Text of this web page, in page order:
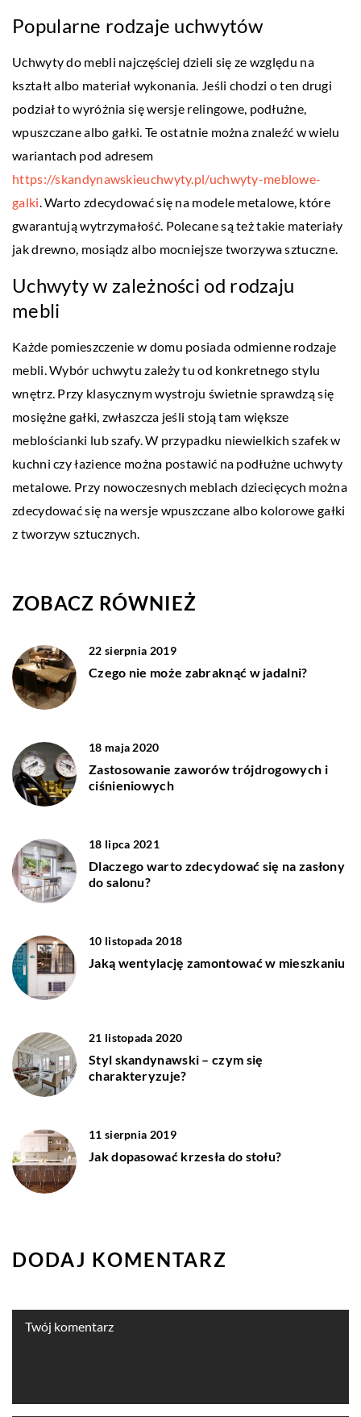
Popularne rodzaje uchwytów
Uchwyty do mebli najczęściej dzieli się ze względu na
kształt albo materiał wykonania. Jeśli chodzi o ten drugi
podział to wyróżnia się wersje relingowe, podłużne,
wpuszczane albo gałki. Te ostatnie można znaleźć w wielu
wariantach pod adresem
https://skandynawskieuchwyty.pl/uchwyty-meblowe-
galki. Warto zdecydować się na modele metalowe, które
gwarantują wytrzymałość. Polecane są też takie materiały
jak drewno, mosiądz albo mocniejsze tworzywa sztuczne.
Uchwyty w zależności od rodzaju
mebli
Każde pomieszczenie w domu posiada odmienne rodzaje
mebli. Wybór uchwytu zależy tu od konkretnego stylu
wnętrz. Przy klasycznym wystroju świetnie sprawdzą się
mosiężne gałki, zwłaszcza jeśli stoją tam większe
meblościanki lub szafy. W przypadku niewielkich szafek w
kuchni czy łazience można postawić na podłużne uchwyty
metalowe. Przy nowoczesnych meblach dziecięcych można
zdecydować się na wersje wpuszczane albo kolorowe gałki
z tworzyw sztucznych.
ZOBACZ RÓWNIEŻ
22 sierpnia 2019
Czego nie może zabraknąć w jadalni?
18 maja 2020
Zastosowanie zaworów trójdrogowych i
ciśnieniowych
18 lipca 2021
Dlaczego warto zdecydować się na zasłony
do salonu?
10 listopada 2018
Jaką wentylację zamontować w mieszkaniu
21 listopada 2020
Styl skandynawski – czym się
charakteryzuje?
11 sierpnia 2019
Jak dopasować krzesła do stołu?
DODAJ KOMENTARZ